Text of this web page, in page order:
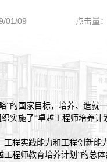
01/09 点击量：
”的国家目标，培养、造就
实施了“卓越工程师培养计
程实践能力和工程创新能
工程师教育培养计划”的总